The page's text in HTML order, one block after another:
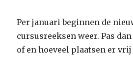
Per januari beginnen de
cursusreeksen weer. Pas
of en hoeveel plaatsen er